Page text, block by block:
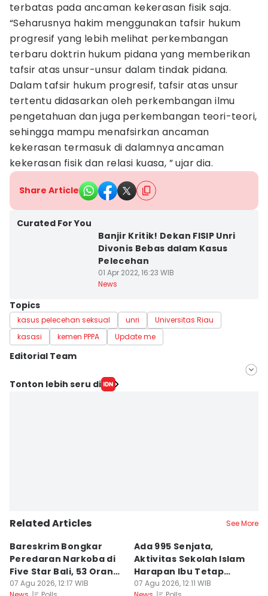
terbatas pada ancaman kekerasan fisik saja.
“Seharusnya hakim menggunakan tafsir hukum
progresif yang lebih melihat perkembangan
terbaru doktrin hukum pidana yang memberikan
tafsir atas unsur-unsur dalam tindak pidana.
Dalam tafsir hukum progresif, tafsir atas unsur
tertentu didasarkan oleh perkembangan ilmu
pengetahuan dan juga perkembangan teori-teori,
sehingga mampu menafsirkan ancaman
kekerasan termasuk di dalamnya ancaman
kekerasan fisik dan relasi kuasa, ” ujar dia.
Share Article
Curated For You
Banjir Kritik! Dekan FISIP Unri
Divonis Bebas dalam Kasus
Pelecehan
01 Apr 2022, 16:23 WIB
News
Topics
kasus pelecehan seksual unri
Universitas Riau
kasasi
kemen PPPA Update me
Editorial Team
Editor
Tonton lebih seru di
Related Articles See More
Bareskrim Bongkar
Peredaran Narkoba di
Five Star Bali, 53 Orang
Ditangkap
07 Agu 2026, 12:17 WIB
Ada 995 Senjata,
Aktivitas Sekolah Islam
Harapan Ibu Tetap
Berjalan
07 Agu 2026, 12:11 WIB